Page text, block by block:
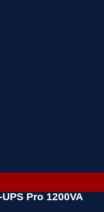
Pro 1200VA